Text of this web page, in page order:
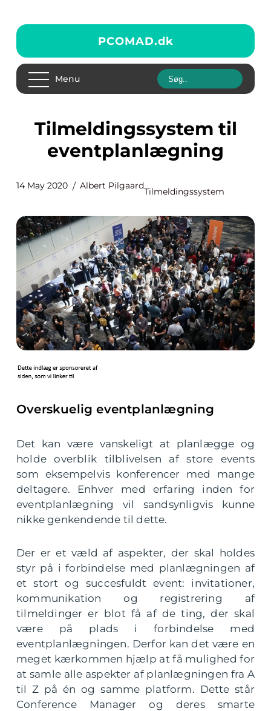
PCOMAD.dk
Menu
Tilmeldingssystem til
eventplanlægning
14 May 2020 Albert Pilgaard
Tilmeldingssystem
Overskuelig eventplanlægning
Det kan være vanskeligt at planlægge og
holde overblik tilblivelsen af store events
som eksempelvis konferencer med mange
deltagere. Enhver med erfaring inden for
eventplanlægning vil sandsynligvis kunne
nikke genkendende til dette.
Der er et væld af aspekter, der skal holdes
styr på i forbindelse med planlægningen af
et stort og succesfuldt event: invitationer,
kommunikation og registrering af
tilmeldinger er blot få af de ting, der skal
være på plads i forbindelse med
eventplanlægningen. Derfor kan det være en
meget kærkommen hjælp at få mulighed for
at samle alle aspekter af planlægningen fra A
til Z på én og samme platform. Dette står
Conference Manager og deres smarte